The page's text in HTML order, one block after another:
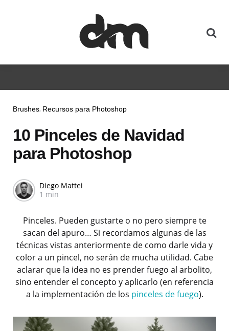
Brushes Recursos para Photoshop
10 Pinceles de Navidad
para Photoshop
Diego Mattei
1 min
Pinceles. Pueden gustarte o no pero siempre te
sacan del apuro… Si recordamos algunas de las
técnicas vistas anteriormente de como darle vida y
color a un pincel, no serán de mucha utilidad. Cabe
aclarar que la idea no es prender fuego al arbolito,
sino entender el concepto y aplicarlo (en referencia
a la implementación de los pinceles de fuego).